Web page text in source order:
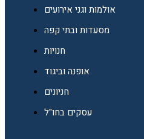
אולמות וגני אירועים
מסעדות ובתי קפה
חנויות
אופנה וביגוד
חניונים
עסקים בחו"ל